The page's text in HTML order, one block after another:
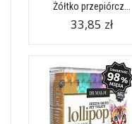
Żółtko przepiórcz...
33,85 zł